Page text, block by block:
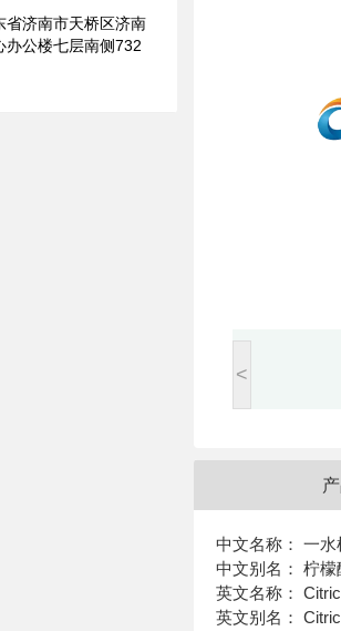
省济南市天桥区济南
办公楼七层南侧732
<
中文名称： 一水
中文别名： 柠
英文名称：
英文别名：